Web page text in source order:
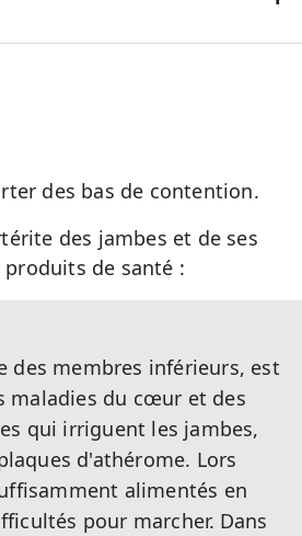
des bas de contention.
des jambes et de ses
de santé :
des membres inférieurs, est
maladies du cœur et des
qui irriguent les jambes,
d'athérome. Lors
alimentés en
pour marcher. Dans